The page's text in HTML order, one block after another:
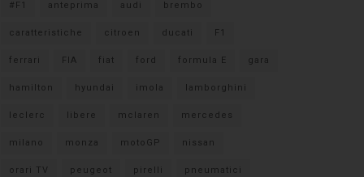
#F1 anteprima audi brembo
caratteristiche citroen ducati F1
ferrari FIA fiat ford formula E gara
hamilton hyundai imola lamborghini
leclerc libere mclaren mercedes
milano monza motoGP nissan
orari TV peugeot pirelli pneumatici